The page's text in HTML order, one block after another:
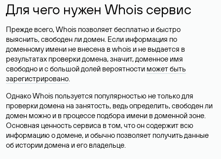
Для чего нужен Whois сервис
Прежде всего, Whois позволяет бесплатно и быстро
выяснить, свободен ли домен. Если информация по
доменному имени не внесена в whois и не выдается в
результатах проверки домена, значит, доменное имя
свободно и с большой долей вероятности может быть
зарегистрировано.
Однако Whois пользуется популярностью не только для
проверки домена на занятость, ведь определить, свободен ли
домен можно и в процессе подбора имени в доменной зоне.
Основная ценность сервиса в том, что он содержит всю
информацию о домене, и обычно позволяет получить данные
об истории домена и его владельце.